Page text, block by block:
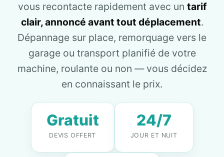
vous recontacte rapidement avec un tarif
clair, annoncé avant tout déplacement.
Dépannage sur place, remorquage vers le
garage ou transport planifié de votre
machine, roulante ou non — vous décidez
en connaissant le prix.
Gratuit
DEVIS OFFERT
24/7
JOUR ET NUIT